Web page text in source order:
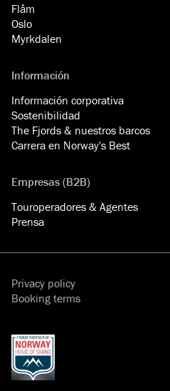
Flåm
Oslo
Myrkdalen
Información
Información corporativa
Sostenibilidad
The Fjords & nuestros barcos
Carrera en Norway's Best
Empresas (B2B)
Touroperadores & Agentes
Prensa
Privacy policy
Booking terms